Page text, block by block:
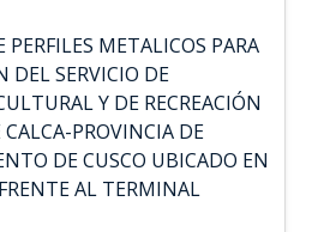
METALICOS PARA
DEL SERVICIO DE
Y DE RECREACIÓN
PROVINCIA DE
DE CUSCO UBICADO EN
AL TERMINAL